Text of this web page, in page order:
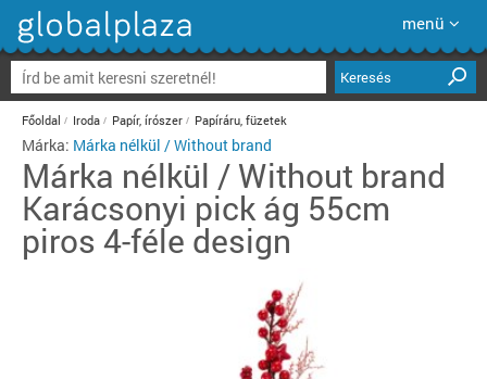
menü
Keresés
Főoldal Iroda Papír, írószer Papíráru, füzetek
Márka: Márka nélkül / Without brand
Márka nélkül / Without brand
Karácsonyi pick ág 55cm
piros 4-féle design